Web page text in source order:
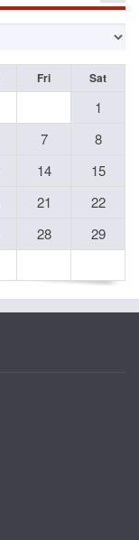
Fri Sat
1
7
8
14
15
21
22
28
29